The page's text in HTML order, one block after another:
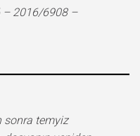
– 2016/6908 –
sonra temyiz